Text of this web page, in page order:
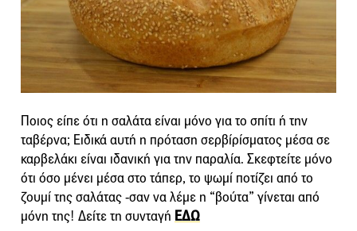
Ποιος είπε ότι η σαλάτα είναι μόνο για το σπίτι ή την
ταβέρνα; Ειδικά αυτή η πρόταση σερβίρίσματος μέσα σε
καρβελάκι είναι ιδανική για την παραλία. Σκεφτείτε μόνο
ότι όσο μένει μέσα στο τάπερ, το ψωμί ποτίζει από το
ζουμί της σαλάτας -σαν να λέμε η “βούτα” γίνεται από
μόνη της! Δείτε τη συνταγή ΕΔΩ